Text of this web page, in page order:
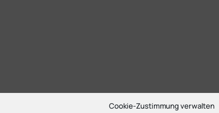
Cookie-Zustimmung verwalten